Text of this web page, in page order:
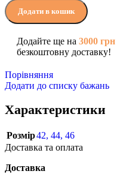
Додати в кошик
Додайте ще на 3000 грн
безкоштовну доставку!
Порівняння
Додати до списку бажань
Характеристики
Розмір42, 44, 46
Доставка та оплата
Доставка